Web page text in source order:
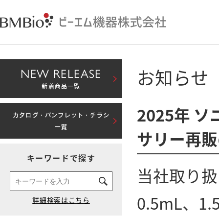
お知らせ
2025年 ソ
サリー再
当社取り
0.5mL、
NEW RELEASE
新着商品一覧
カタログ・パンフレット・チラシ
一覧
キーワードで探す